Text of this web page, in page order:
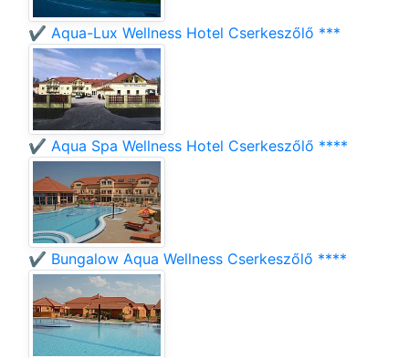
✔️ Aqua-Lux Wellness Hotel Cserkeszőlő ***
✔️ Aqua Spa Wellness Hotel Cserkeszőlő ****
✔️ Bungalow Aqua Wellness Cserkeszőlő ****